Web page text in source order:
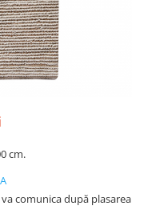
cm.
comunica după plasarea